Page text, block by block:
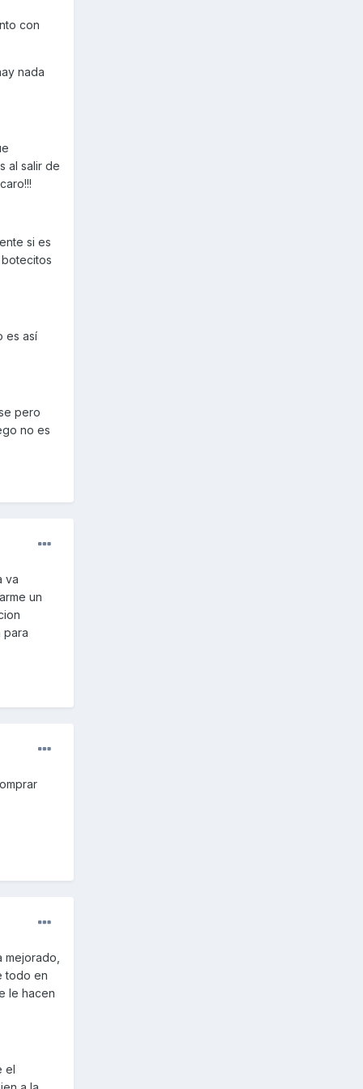
con
nada
al salir de
si es
es así
pero
no es
va
un
para
mejorado,
todo en
le hacen
el